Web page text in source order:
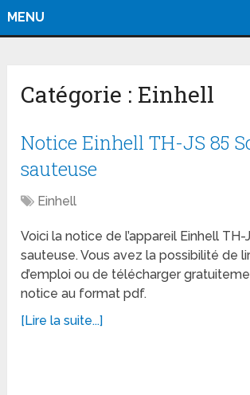
MENU
Catégorie : Einhell
Notice Einhell TH-JS 85
sauteuse
Einhell
Voici la notice de l’appareil Einhell TH-
sauteuse. Vous avez la possibilité de
d’emploi ou de télécharger
notice au format pdf.
[Lire la suite...]